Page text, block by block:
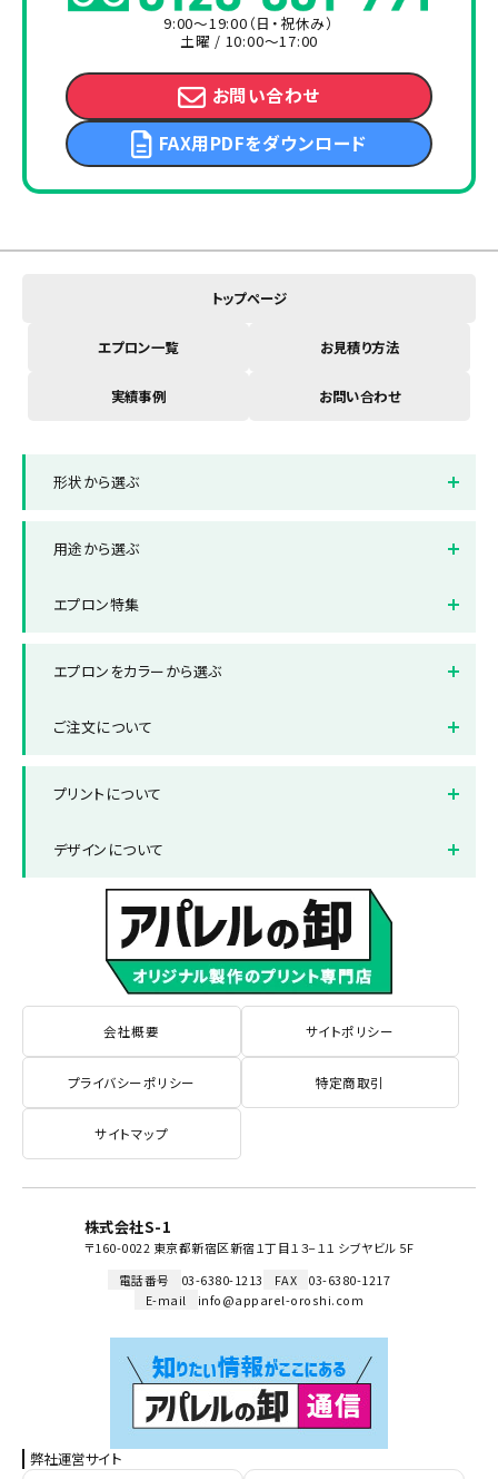
9:00～19:00（日・祝休み）
土曜 / 10:00～17:00
お問い合わせ
FAX用PDFをダウンロード
トップページ
エプロン一覧 お見積り方法
実績事例 お問い合わせ
形状から選ぶ
用途から選ぶ
飲食店
エプロン特集
エプロンをカラーから選ぶ
ホワイト(白色)
グレー(灰色)
ネイビー(紺色)
ご注文について
よくある質問集
プリントについて
プリント方法
デザインについて
データ作成・入稿方法
書体サンプル
会社概要 サイトポリシー
プライバシーポリシー 特定商取引
サイトマップ
株式会社S-1
〒160-0022 東京都新宿区新宿１丁目１３−１１ シブヤビル 5F
電話番号
03-6380-1213 FAX
03-6380-1217
E-mail
info@apparel-oroshi.com
弊社運営サイト